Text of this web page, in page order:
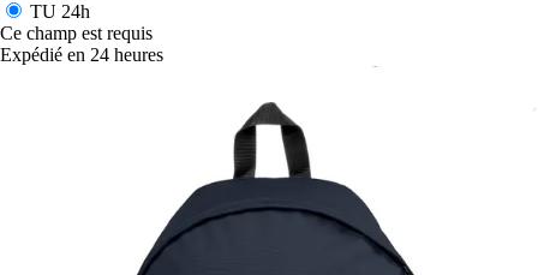
TU 24h
Ce champ est requis
Expédié en 24 heures